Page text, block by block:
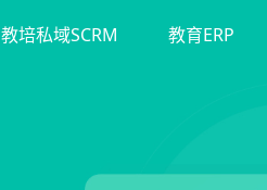
教培私域SCRM 教育ERP